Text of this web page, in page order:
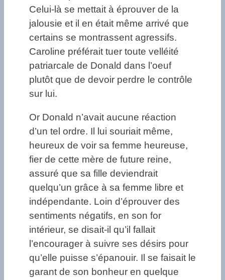
Celui-là se mettait à éprouver de la
jalousie et il en était même arrivé que
certains se montrassent agressifs.
Caroline préférait tuer toute velléité
patriarcale de Donald dans l’oeuf
plutôt que de devoir perdre le contrôle
sur lui.
Or Donald n’avait aucune réaction
d’un tel ordre. Il lui souriait même,
heureux de voir sa femme heureuse,
fier de cette mère de future reine,
assuré que sa fille deviendrait
quelqu’un grâce à sa femme libre et
indépendante. Loin d’éprouver des
sentiments négatifs, en son for
intérieur, se disait-il qu’il fallait
l’encourager à suivre ses désirs pour
qu’elle puisse s’épanouir. Il se faisait le
garant de son bonheur en quelque